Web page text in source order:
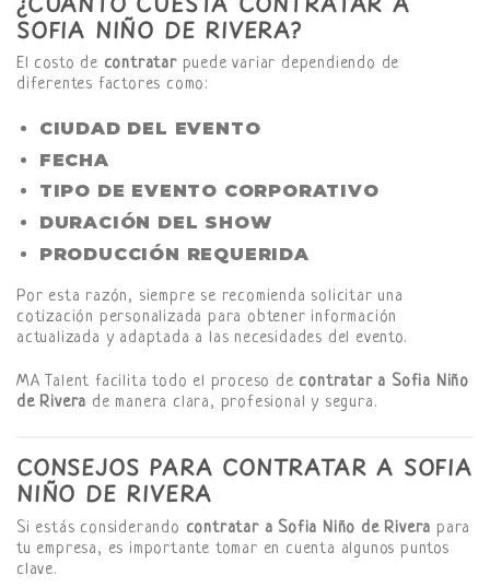
SOFIA NIÑO DE RIVERA?
El costo de contratarpuede variar dependiendo de
diferentes factores como:
CIUDAD DEL EVENTO
FECHA
TIPO DE EVENTO CORPORATIVO
DURACIÓN DEL SHOW
PRODUCCIÓN REQUERIDA
Por esta razón, siempre se recomienda solicitar una
cotización personalizada para obtener información
actualizada y adaptada a las necesidades del evento.
MA Talent facilita todo el proceso de contratar a Sofia Niño
de Rivera de manera clara, profesional y segura.
CONSEJOS PARA CONTRATAR A SOFIA
NIÑO DE RIVERA
Si estás considerando contratar a Sofia Niño de Rivera para
tu empresa, es importante tomar en cuenta algunos puntos
clave.